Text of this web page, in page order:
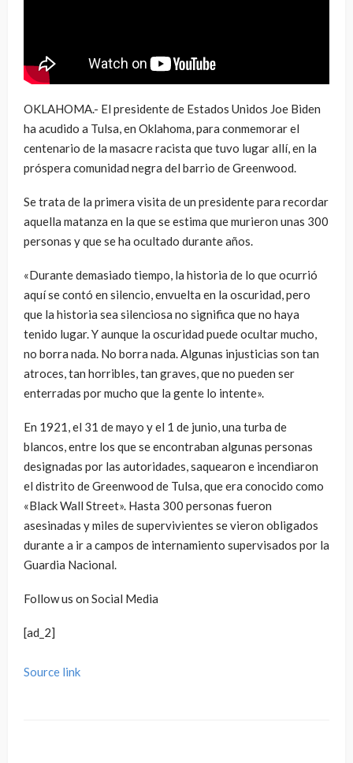
OKLAHOMA.- El presidente de Estados Unidos Joe Biden
ha acudido a Tulsa, en Oklahoma, para conmemorar el
centenario de la masacre racista que tuvo lugar allí, en la
próspera comunidad negra del barrio de Greenwood.
Se trata de la primera visita de un presidente para recordar
aquella matanza en la que se estima que murieron unas 300
personas y que se ha ocultado durante años.
«Durante demasiado tiempo, la historia de lo que ocurrió
aquí se contó en silencio, envuelta en la oscuridad, pero
que la historia sea silenciosa no significa que no haya
tenido lugar. Y aunque la oscuridad puede ocultar mucho,
no borra nada. No borra nada. Algunas injusticias son tan
atroces, tan horribles, tan graves, que no pueden ser
enterradas por mucho que la gente lo intente».
En 1921, el 31 de mayo y el 1 de junio, una turba de
blancos, entre los que se encontraban algunas personas
designadas por las autoridades, saquearon e incendiaron
el distrito de Greenwood de Tulsa, que era conocido como
«Black Wall Street». Hasta 300 personas fueron
asesinadas y miles de supervivientes se vieron obligados
durante a ir a campos de internamiento supervisados por la
Guardia Nacional.
Follow us on Social Media
[ad_2]
Source link